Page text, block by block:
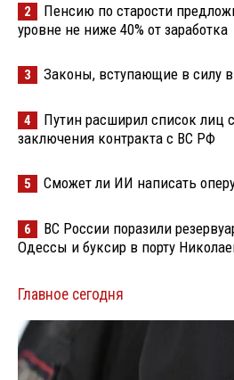
2
Пенсию по старости
уровне не ниже 40% от заработка
3 Законы, вступающие в силу в
4
Путин расширил список лиц
заключения контракта с ВС РФ
5 Сможет ли ИИ написать
6
ВС России поразили
Одессы и буксир в порту
Главное сегодня